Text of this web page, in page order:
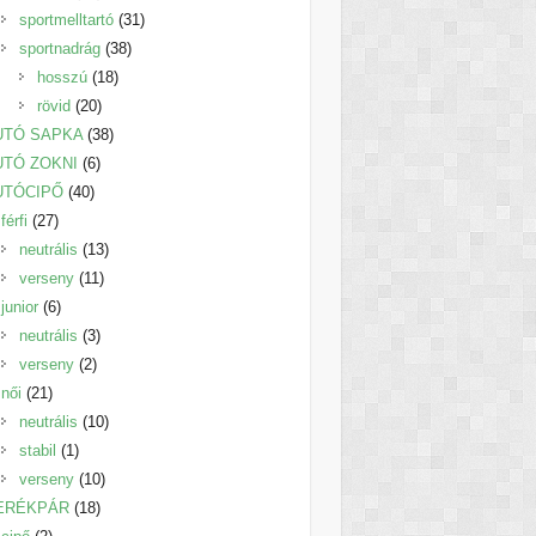
termék
sportmelltartó 3131
sportnadrág 3838
hosszú 1818
rövid 2020
termék
SAPKA 3838
ZOKNI 66
4040
férfi 2727
termék
neutrális 1313
termék
verseny 1111
junior 66
termék
neutrális 33
termék
verseny 22
női 2121
termék
neutrális 1010
stabil 11
termék
verseny 1010
termék
1818